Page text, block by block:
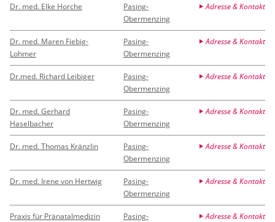
Dr. med. Elke Horche
Pasing-
Obermenzing
Adresse & Kontakt
Dr. med. Maren Fiebig-
Lohmer
Pasing-
Obermenzing
Adresse & Kontakt
Dr.med. Richard Leibiger
Pasing-
Obermenzing
Adresse & Kontakt
Dr. med. Gerhard
Haselbacher
Pasing-
Obermenzing
Adresse & Kontakt
Dr. med. Thomas Kränzlin
Pasing-
Obermenzing
Adresse & Kontakt
Dr. med. Irene von Hertwig
Pasing-
Obermenzing
Adresse & Kontakt
Praxis für Pränatalmedizin
Pasing-
Adresse & Kontakt